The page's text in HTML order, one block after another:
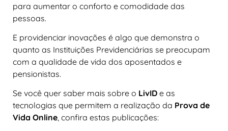
para aumentar o conforto e comodidade das
pessoas.
E providenciar inovações é algo que demonstra o
quanto as Instituições Previdenciárias se preocupam
com a qualidade de vida dos aposentados e
pensionistas.
Se você quer saber mais sobre o LivID e as
tecnologias que permitem a realização da Prova de
Vida Online, confira estas publicações: